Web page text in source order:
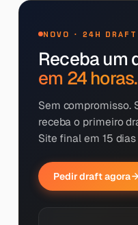
NOVO · 24H DRAFT
Receba um
em 24 horas.
Sem compromisso.
receba o primeiro
Site final em 15
Pedir draft agora